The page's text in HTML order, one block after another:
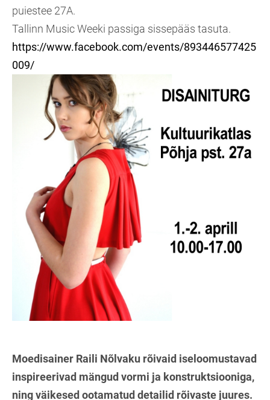
puiestee 27A.
Tallinn Music Weeki passiga sissepääs tasuta.
https://www.facebook.com/events/893446577425
009/
Moedisainer Raili Nõlvaku rõivaid iseloomustavad
inspireerivad mängud vormi ja konstruktsiooniga,
ning väikesed ootamatud detailid rõivaste juures.